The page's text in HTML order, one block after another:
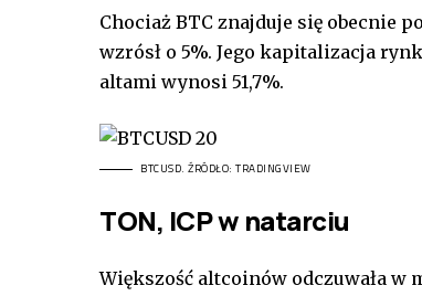
Chociaż BTC znajduje się obecnie
wzrósł o 5%. Jego kapitalizacja
altami wynosi 51,7%.
BTCUSD. ŹRÓDŁO: TRADINGVIEW
TON, ICP w natarciu
Większość altcoinów odczuwała w